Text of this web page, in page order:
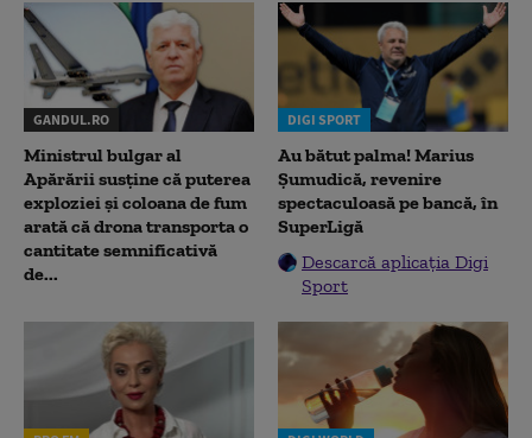
GANDUL.RO
Ministrul bulgar al
Apărării susține că puterea
exploziei și coloana de fum
arată că drona transporta o
cantitate semnificativă
de...
DIGI SPORT
Au bătut palma! Marius
Șumudică, revenire
spectaculoasă pe bancă, în
SuperLigă
Descarcă aplicația Digi
Sport